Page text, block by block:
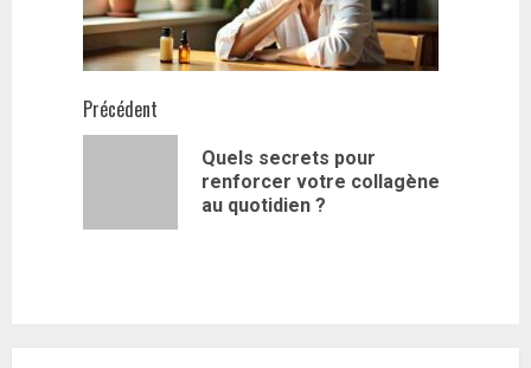
Navigation
Précédent
Quels secrets pour
renforcer votre collagène
au quotidien ?